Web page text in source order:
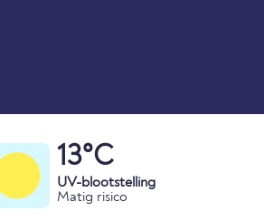
13°C
UV-blootstelling
Matig risico